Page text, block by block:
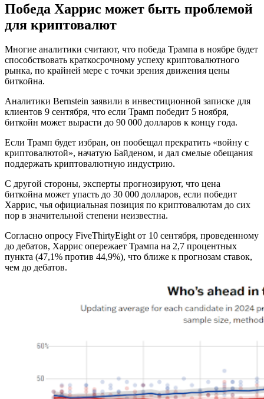
Победа Харрис может быть проблемой
для криптовалют
Многие аналитики считают, что победа Трампа в ноябре будет
способствовать краткосрочному успеху криптовалютного
рынка, по крайней мере с точки зрения движения цены
биткойна.
Аналитики Bernstein заявили в инвестиционной записке для
клиентов 9 сентября, что если Трамп победит 5 ноября,
биткойн может вырасти до 90 000 долларов к концу года.
Если Трамп будет избран, он пообещал прекратить «войну с
криптовалютой», начатую Байденом, и дал смелые обещания
поддержать криптовалютную индустрию.
С другой стороны, эксперты прогнозируют, что цена
биткойна может упасть до 30 000 долларов, если победит
Харрис, чья официальная позиция по криптовалютам до сих
пор в значительной степени неизвестна.
Согласно опросу FiveThirtyEight от 10 сентября, проведенному
до дебатов, Харрис опережает Трампа на 2,7 процентных
пункта (47,1% против 44,9%), что ближе к прогнозам ставок,
чем до дебатов.